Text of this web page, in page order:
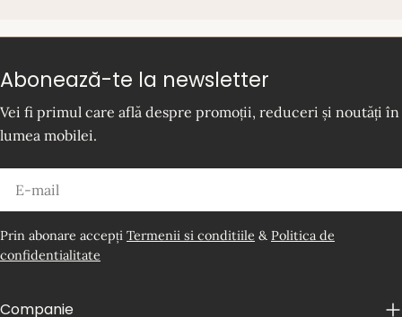
Abonează-te la newsletter
Vei fi primul care află despre promoții, reduceri și noutăți în
lumea mobilei.
Prin abonare accepți Termenii si conditiile & Politica de
confidentialitate
Companie